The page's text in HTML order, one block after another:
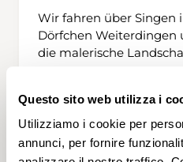
Questo sito web utilizza i
Utilizziamo i cookie per
annunci, per fornire
Wir fahren über Singen
Dörfchen Weiterdingen
die malerische
eingebettet zwischen
Meist folgen wir alten
Landschaft ihren
lassen.Nur kurze